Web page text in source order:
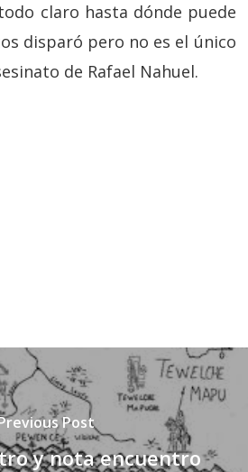
claro hasta dónde puede
disparó pero no es el único
de Rafael Nahuel.
Post
y nota encuentro